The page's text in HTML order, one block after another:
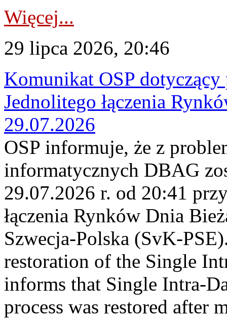
Więcej...
29 lipca 2026, 20:46
Komunikat OSP
Jednolitego łączenia
29.07.2026
OSP informuje, że z
informatycznych DBAG
29.07.2026 r. od 20:41
łączenia Rynków Dnia
Szwecja-Polska (SvK-
restoration of the Single
informs that Single Intra-
process was restored after